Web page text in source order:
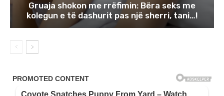
Gruaja shokon me rrëfimin: Bëra seks me
kolegun e të dashurit pas një sherri, tani…!